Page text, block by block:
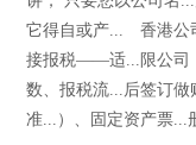
它得自或产... 香港
接报税——适...限公
数、报税流...后签订
准...）、固定资产票...